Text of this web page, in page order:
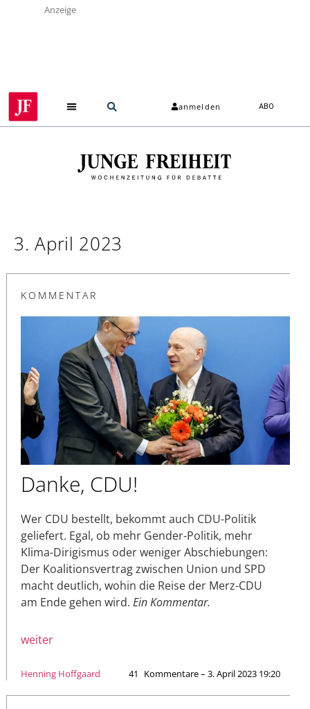
Anzeige
anmelden ABO
3. April 2023
KOMMENTAR
Danke, CDU!
Wer CDU bestellt, bekommt auch CDU-Politik
geliefert. Egal, ob mehr Gender-Politik, mehr
Klima-Dirigismus oder weniger Abschiebungen:
Der Koalitionsvertrag zwischen Union und SPD
macht deutlich, wohin die Reise der Merz-CDU
am Ende gehen wird. Ein Kommentar.
weiter
Henning Hoffgaard 41 Kommentare – 3. April 2023 19:20